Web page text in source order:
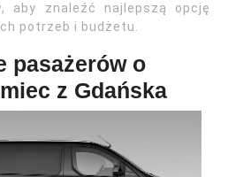
aby znaleźć najlepszą opcję
potrzeb i budżetu.
pasażerów o
z Gdańska